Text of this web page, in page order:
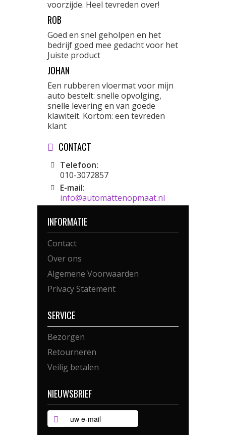
voorzijde. Heel tevreden over!
ROB
Goed en snel geholpen en het
bedrijf goed mee gedacht voor het
Juiste product
JOHAN
Een rubberen vloermat voor mijn
auto bestelt: snelle opvolging,
snelle levering en van goede
klawiteit. Kortom: een tevreden
klant
CONTACT
Telefoon:
010-3072857
E-mail:
info@automattenopmaat.nl
INFORMATIE
Contact
Over ons
Algemene Voorwaarden
Privacy Statement
SERVICE
Bezorgen
Retourneren
Veilig betalen
NIEUWSBRIEF